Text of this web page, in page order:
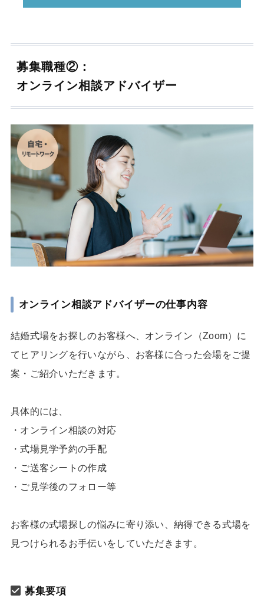
募集職種②：
オンライン相談アドバイザー
オンライン相談アドバイザーの仕事内容
結婚式場をお探しのお客様へ、オンライン（Zoom）に
てヒアリングを行いながら、お客様に合った会場をご提
案・ご紹介いただきます。
具体的には、
・オンライン相談の対応
・式場見学予約の手配
・ご送客シートの作成
・ご見学後のフォロー等
お客様の式場探しの悩みに寄り添い、納得できる式場を
見つけられるお手伝いをしていただきます。
募集要項